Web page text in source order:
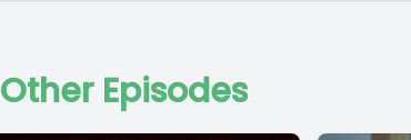
Other Episodes